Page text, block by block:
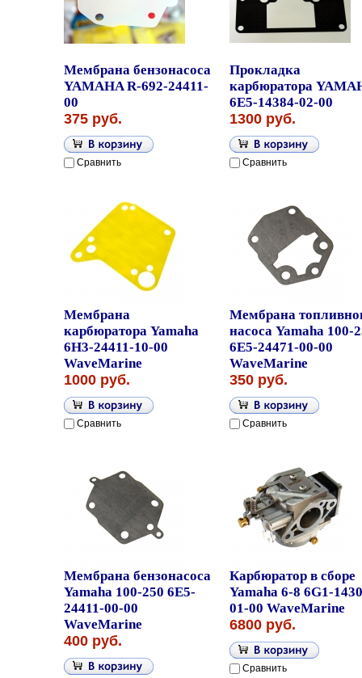
Мембрана бензонасоса
YAMAHA R-692-24411-
00
375 руб.
Сравнить
Прокладка
карбюратора
6E5-14384-02-00
1300 руб.
Сравнить
Мембрана
карбюратора Yamaha
6H3-24411-10-00
WaveMarine
1000 руб.
Сравнить
Мембрана
насоса Yamaha 100-
6E5-24471-00-00
WaveMarine
350 руб.
Сравнить
Мембрана бензонасоса
Yamaha 100-250 6E5-
24411-00-00
WaveMarine
400 руб.
Карбюратор в сборе
Yamaha 6-8 6G1-
01-00 WaveMarine
6800 руб.
Сравнить